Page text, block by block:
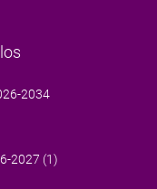
2034
2027 (1)